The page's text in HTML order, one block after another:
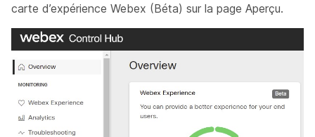
carte d’expérience Webex (Béta) sur la page Aperçu.